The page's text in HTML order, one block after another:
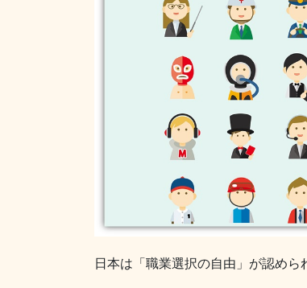
日本は「職業選択の自由」が認めら